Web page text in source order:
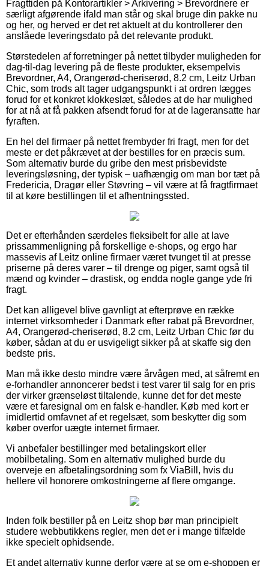
Fragttiden på Kontorartikler > Arkivering > Brevordnere er
særligt afgørende ifald man står og skal bruge din pakke nu
og her, og herved er det ret aktuelt at du kontrollerer den
anslåede leveringsdato på det relevante produkt.
Størstedelen af forretninger på nettet tilbyder muligheden for
dag-til-dag levering på de fleste produkter, eksempelvis
Brevordner, A4, Orangerød-cheriserød, 8.2 cm, Leitz Urban
Chic, som trods alt tager udgangspunkt i at ordren lægges
forud for et konkret klokkeslæt, således at de har mulighed
for at nå at få pakken afsendt forud for at de lageransatte har
fyraften.
En hel del firmaer på nettet frembyder fri fragt, men for det
meste er det påkrævet at der bestilles for en præcis sum.
Som alternativ burde du gribe den mest prisbevidste
leveringsløsning, der typisk – uafhængig om man bor tæt på
Fredericia, Dragør eller Støvring – vil være at få fragtfirmaet
til at køre bestillingen til et afhentningssted.
Det er efterhånden særdeles fleksibelt for alle at lave
prissammenligning på forskellige e-shops, og ergo har
massevis af Leitz online firmaer været tvunget til at presse
priserne på deres varer – til drenge og piger, samt også til
mænd og kvinder – drastisk, og endda nogle gange yde fri
fragt.
Det kan alligevel blive gavnligt at efterprøve en række
internet virksomheder i Danmark efter rabat på Brevordner,
A4, Orangerød-cheriserød, 8.2 cm, Leitz Urban Chic før du
køber, sådan at du er usvigeligt sikker på at skaffe sig den
bedste pris.
Man må ikke desto mindre være årvågen med, at såfremt en
e-forhandler annoncerer bedst i test varer til salg for en pris
der virker grænseløst tiltalende, kunne det for det meste
være et faresignal om en falsk e-handler. Køb med kort er
imidlertid omfavnet af et regelsæt, som beskytter dig som
køber overfor uægte internet firmaer.
Vi anbefaler bestillinger med betalingskort eller
mobilbetaling. Som en alternativ mulighed burde du
overveje en afbetalingsordning som fx ViaBill, hvis du
hellere vil honorere omkostningerne af flere omgange.
Inden folk bestiller på en Leitz shop bør man principielt
studere webbutikkens regler, men det er i mange tilfælde
ikke specielt ophidsende.
Et andet alternativ kunne derfor være at se om e-shoppen er